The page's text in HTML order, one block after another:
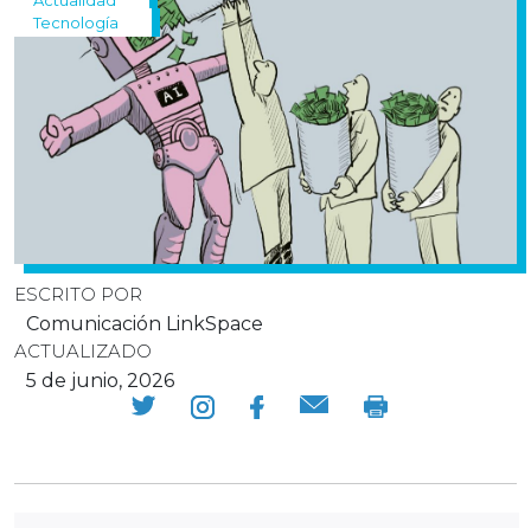
Tecnología
ESCRITO POR
Comunicación LinkSpace
ACTUALIZADO
5 de junio, 2026